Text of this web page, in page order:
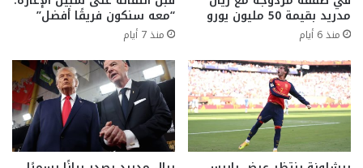
مدريد بقيمة 50 مليون يورو
منذ 6 أيام
“معه سنكون فريقًا أفضل”
منذ 7 أيام